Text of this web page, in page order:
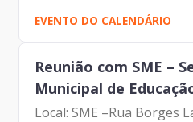
Participantes: Johann
Domingues Moure Varela
Boas
EVENTO DO CALENDÁRIO
Reunião com SME –
Municipal de
Local: SME –Rua Borges